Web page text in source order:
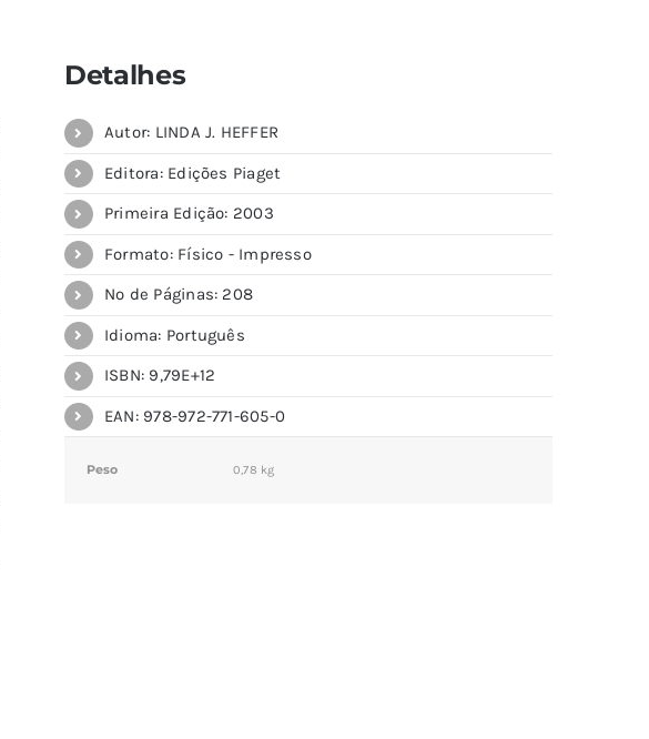
Detalhes
Autor: LINDA J. HEFFER
Editora: Edições Piaget
Primeira Edição: 2003
Formato: Físico - Impresso
Nº de Páginas: 208
Idioma: Português
ISBN: 9,79E+12
EAN: 978-972-771-605-0
Peso 0,78 kg